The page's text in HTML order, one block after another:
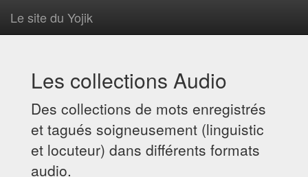
Le site du Yojik
Les collections Audio
Des collections de mots enregistrés
et tagués soigneusement (linguistic
et locuteur) dans différents formats
audio.